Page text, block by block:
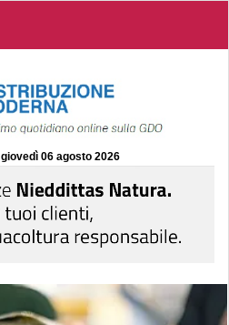
giovedì 06 agosto 2026